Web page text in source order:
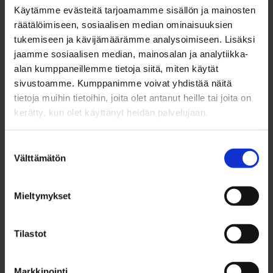
Käytämme evästeitä tarjoamamme sisällön ja mainosten
räätälöimiseen, sosiaalisen median ominaisuuksien
tukemiseen ja kävijämäärämme analysoimiseen. Lisäksi
jaamme sosiaalisen median, mainosalan ja analytiikka-
alan kumppaneillemme tietoja siitä, miten käytät
sivustoamme. Kumppanimme voivat yhdistää näitä
tietoja muihin tietoihin, joita olet antanut heille tai joita on
kerätty, kun olet käyttänyt heidän palvelujaan.
valinta
Välttämätön
Mieltymykset
Tilastot
sinnikkyyden ja verkostoitumisen tärkeyttä.
Lukumanu Iddrisulla on vahva kokemus henkilöbrändin
opiskelijana, siivoustöissä, ja onnistui